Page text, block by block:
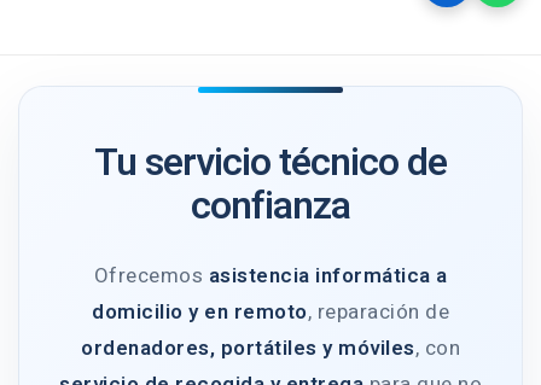
Tu servicio técnico de
confianza
Ofrecemos asistencia informática a
domicilio y en remoto, reparación de
ordenadores, portátiles y móviles, con